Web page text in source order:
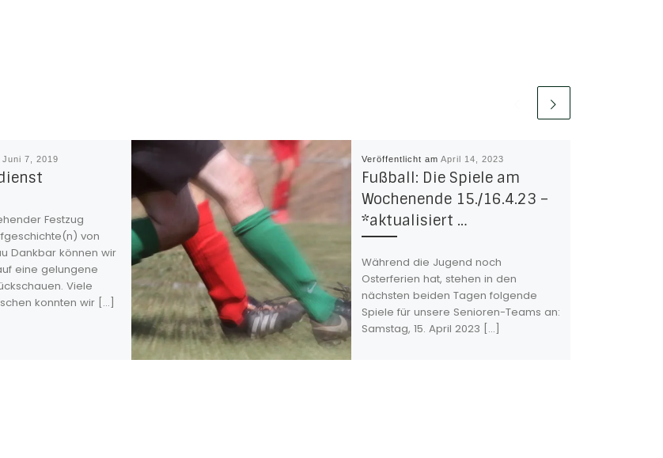
Juni 7, 2019
Festzug
von
Dankbar können wir
eine gelungene
Viele
konnten wir […]
Veröffentlicht am April 14, 2023
Fußball: Die Spiele am
Wochenende 15./16.4.23 –
*aktualisiert …
Während die Jugend noch
Osterferien hat, stehen in den
nächsten beiden Tagen folgende
Spiele für unsere Senioren-Teams an:
Samstag, 15. April 2023 […]